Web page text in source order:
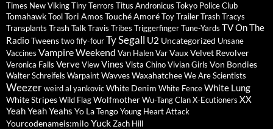
Times New VikingTiny Terrors Titus Andronicus Tokyo Police Club
TomahawkToolTori AmosTouché AmoréToyTrailer Trash Tracys
Transplants Trash TalkTravis Tribes TriggerfingerTune-Yards TV On The
RadioTweenstwo fify-fourTy Segall U2 Uncategorized Unsane
Vaccines Vampire Weekend Van HalenVarVauxVelvet Revolver
Veronica Falls VerveViewVines Vista ChinoVivian Girls Von Bondies
Walter Schreifels WarpaintWavvesWaxahatcheeWe Are Scientists
Weezerweird al yankovicWhite Denim White FenceWhite Lung
White StripesWild FlagWolfmotherWu-Tang ClanX-Ecutioners XX
Yeah Yeah Yeahs Yo La TengoYoung Heart Attack
Yourcodenameis:miloYuckZach Hill